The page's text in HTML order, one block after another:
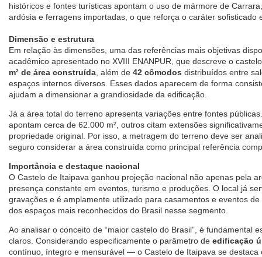
históricos e fontes turísticas apontam o uso de mármore de
ardósia e ferragens importadas, o que reforça o caráter sofisticado
Dimensão e estrutura
Em relação às dimensões, uma das referências mais objetivas
acadêmico apresentado no XVIII ENANPUR, que descreve o
m² de área construída , além de 42 cômodos distribuídos entre
espaços internos diversos. Esses dados aparecem de forma
ajudam a dimensionar a grandiosidade da edificação.
Já a área total do terreno apresenta variações entre fontes
apontam cerca de 62.000 m², outros citam extensões
propriedade original. Por isso, a metragem do terreno deve ser
seguro considerar a área construída como principal referência
Importância e destaque nacional
O Castelo de Itaipava ganhou projeção nacional não apenas pela
presença constante em eventos, turismo e produções. O local já
gravações e é amplamente utilizado para casamentos e eventos
dos espaços mais reconhecidos do Brasil nesse segmento.
Ao analisar o conceito de “maior castelo do Brasil”, é fundamental
claros. Considerando especificamente o parâmetro de edificação
contínuo, íntegro e mensurável — o Castelo de Itaipava se destaca